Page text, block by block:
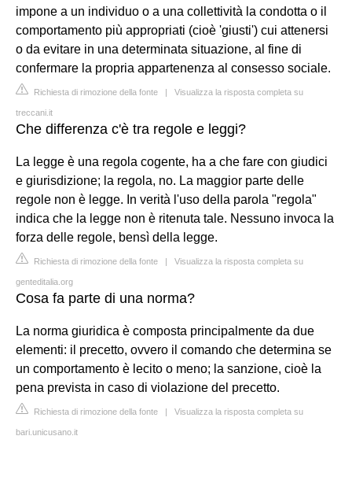
impone a un individuo o a una collettività la condotta o il
comportamento più appropriati (cioè 'giusti') cui attenersi
o da evitare in una determinata situazione, al fine di
confermare la propria appartenenza al consesso sociale.
Richiesta di rimozione della fonte | Visualizza la risposta completa su
treccani.it
Che differenza c'è tra regole e leggi?
La legge è una regola cogente, ha a che fare con giudici
e giurisdizione; la regola, no. La maggior parte delle
regole non è legge. In verità l'uso della parola "regola"
indica che la legge non è ritenuta tale. Nessuno invoca la
forza delle regole, bensì della legge.
Richiesta di rimozione della fonte | Visualizza la risposta completa su
genteditalia.org
Cosa fa parte di una norma?
La norma giuridica è composta principalmente da due
elementi: il precetto, ovvero il comando che determina se
un comportamento è lecito o meno; la sanzione, cioè la
pena prevista in caso di violazione del precetto.
Richiesta di rimozione della fonte | Visualizza la risposta completa su
bari.unicusano.it